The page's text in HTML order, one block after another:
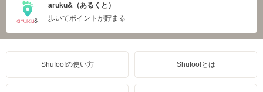
aruku&（あるくと）
歩いてポイントが貯まる
Shufoo!の使い方 Shufoo!とは